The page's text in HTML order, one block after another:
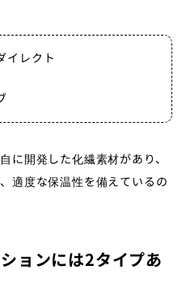
イレクト
に開発した化繊素材があり、
適度な保温性を備えているの
ョンには2タイプあ